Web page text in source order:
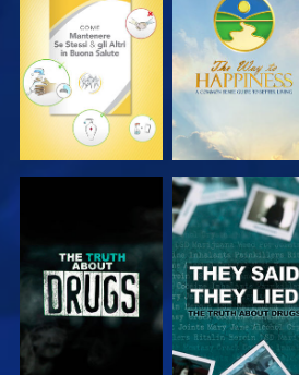
GUARDA GUARDA
GUARDA